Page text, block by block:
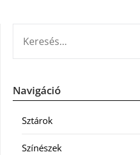
Navigáció
Sztárok
Színészek